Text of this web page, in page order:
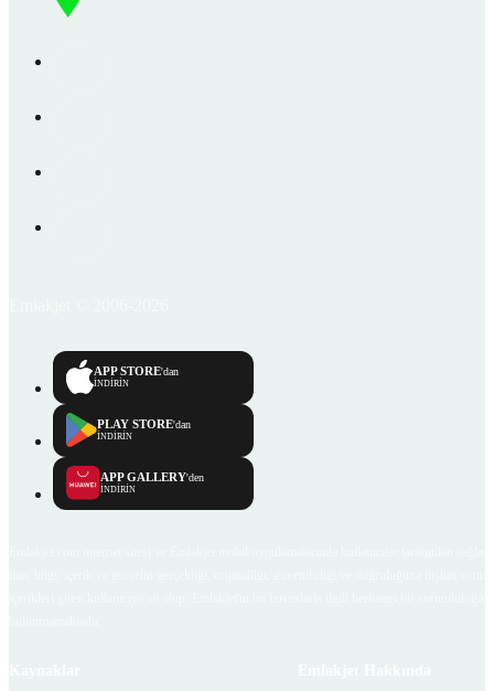
APP STORE'dan
İNDİRİN
PLAY STORE'dan
İNDİRİN
APP GALLERY'den
İNDİRİN